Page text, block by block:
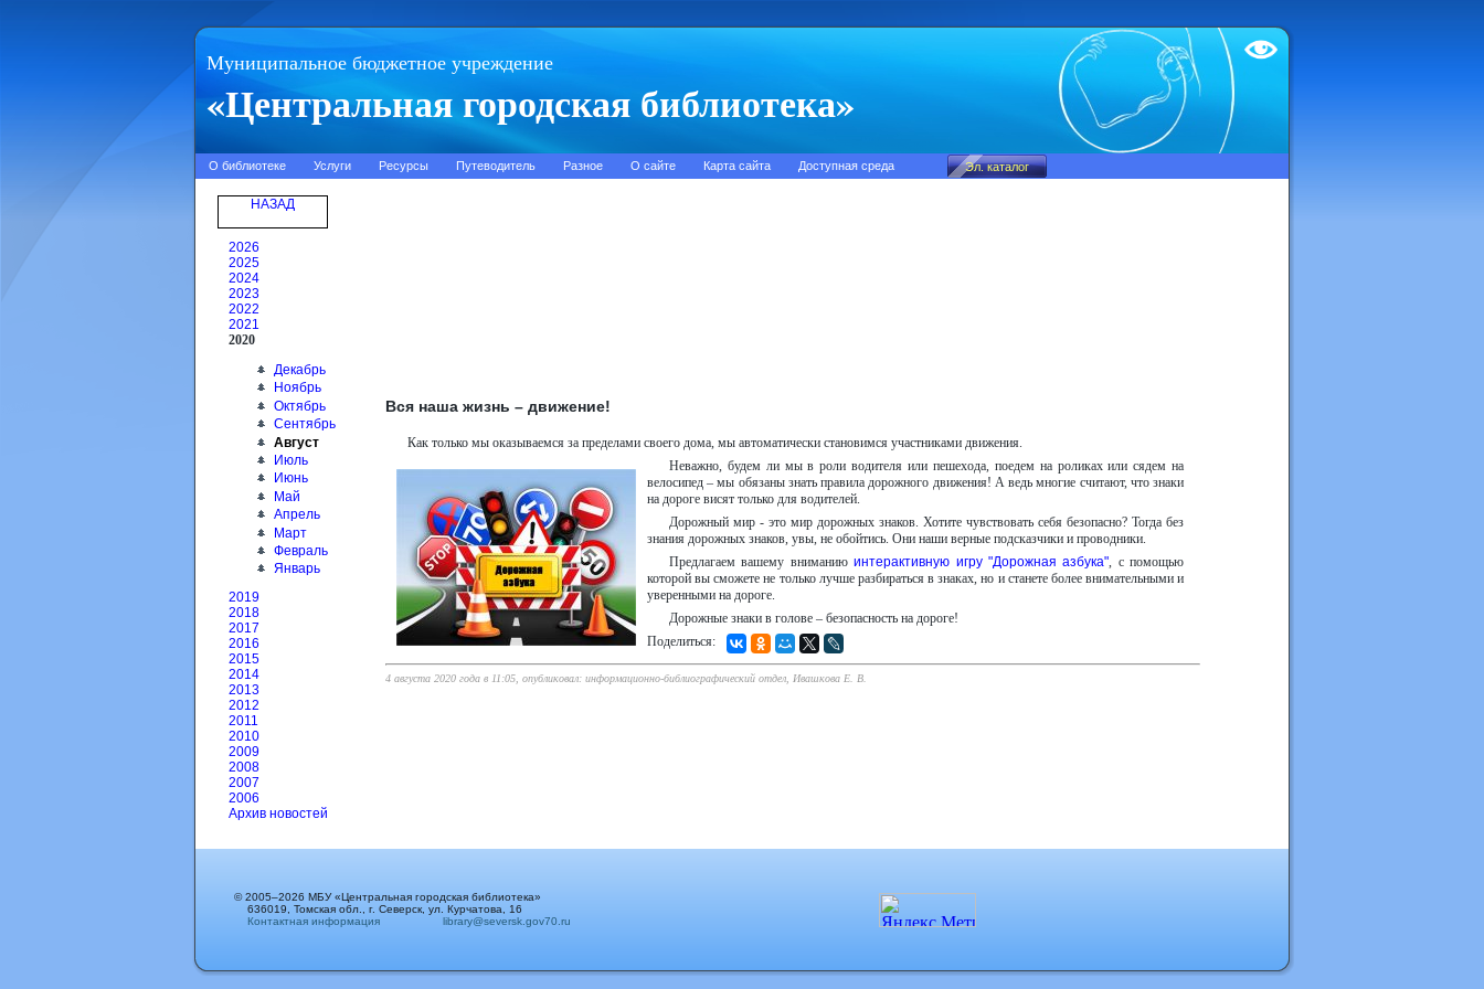
Муниципальное бюджетное учреждение
«Центральная городская библиотека»
Test
О библиотеке Услуги Ресурсы Путеводитель Разное О сайте Карта сайта Доступная среда
НАЗАД
2026
2025
2024
2023
2022
2021
2020
Декабрь
Ноябрь
Октябрь
Сентябрь
Август
Июль
Июнь
Май
Апрель
Март
Февраль
Январь
2019
2018
2017
2016
2015
2014
2013
2012
2011
2010
2009
2008
2007
2006
Архив новостей
Вся наша жизнь – движение!
Как только мы оказываемся за пределами своего дома, мы автоматически становимся участниками движения.
Неважно, будем ли мы в роли водителя или пешехода, поедем на роликах или сядем на
велосипед – мы обязаны знать правила дорожного движения! А ведь многие считают, что знаки
на дороге висят только для водителей.
Дорожный мир - это мир дорожных знаков. Хотите чувствовать себя безопасно? Тогда без
знания дорожных знаков, увы, не обойтись. Они наши верные подсказчики и проводники.
Предлагаем вашему вниманиюинтерактивную игру "Дорожная азбука", с помощью
которой вы сможете не только лучше разбираться в знаках, но и станете более внимательными и
уверенными на дороге.
Дорожные знаки в голове – безопасность на дороге!
Поделиться:
4 августа 2020 года в 11:05, опубликовал: информационно-библиографический отдел, Ивашкова Е. В.
© 2005–2026 МБУ «Центральная городская библиотека»
636019, Томская обл., г. Северск, ул. Курчатова, 16
Контактная информация
library@seversk.gov70.ru